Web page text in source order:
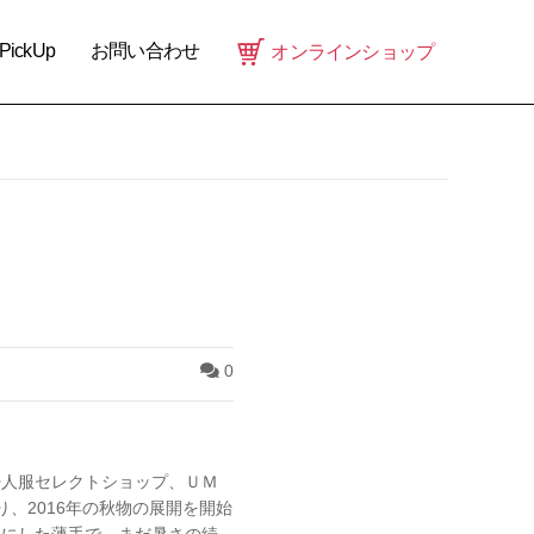
お問い合わせ オンラインショップ
0
服セレクトショップ、ＵＭ
2016年の秋物の展開を開始